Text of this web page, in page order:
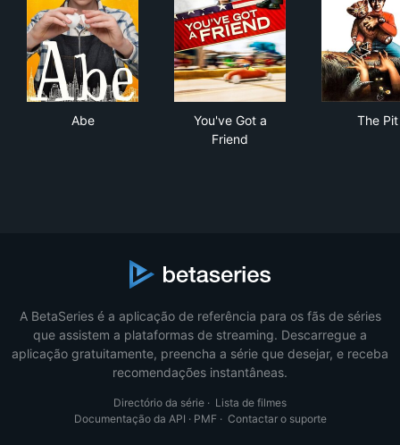
Abe
You've Got a
Friend
The Pit
A BetaSeries é a aplicação de referência para os fãs de séries
que assistem a plataformas de streaming. Descarregue a
aplicação gratuitamente, preencha a série que desejar, e receba
recomendações instantâneas.
Directório da série · Lista de filmes
Documentação da API · PMF· Contactar o suporte